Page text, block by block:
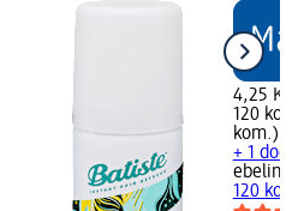
4,25 KM
120
kom.)
+ 1
ebelin
120 kom.